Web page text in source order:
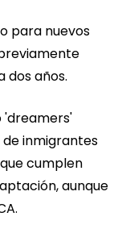
para nuevos
dos años.
'dreamers'
inmigrantes
cumplen
aunque